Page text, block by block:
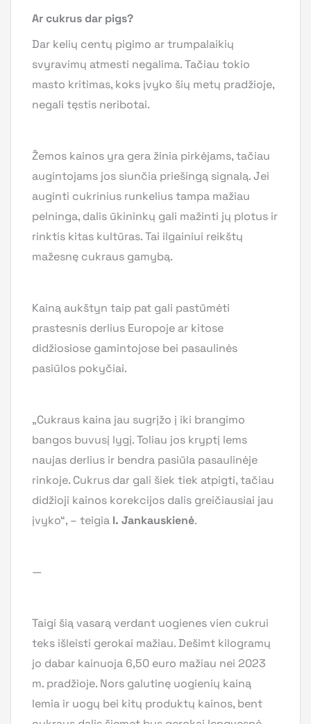
Ar cukrus dar pigs?
Dar kelių centų pigimo ar trumpalaikių
svyravimų atmesti negalima. Tačiau tokio
masto kritimas, koks įvyko šių metų pradžioje,
negali tęstis neribotai.
Žemos kainos yra gera žinia pirkėjams, tačiau
augintojams jos siunčia priešingą signalą. Jei
auginti cukrinius runkelius tampa mažiau
pelninga, dalis ūkininkų gali mažinti jų plotus ir
rinktis kitas kultūras. Tai ilgainiui reikštų
mažesnę cukraus gamybą.
Kainą aukštyn taip pat gali pastūmėti
prastesnis derlius Europoje ar kitose
didžiosiose gamintojose bei pasaulinės
pasiūlos pokyčiai.
„Cukraus kaina jau sugrįžo į iki brangimo
bangos buvusį lygį. Toliau jos kryptį lems
naujas derlius ir bendra pasiūla pasaulinėje
rinkoje. Cukrus dar gali šiek tiek atpigti, tačiau
didžioji kainos korekcijos dalis greičiausiai jau
įvyko“, – teigia I. Jankauskienė.
—
Taigi šią vasarą verdant uogienes vien cukrui
teks išleisti gerokai mažiau. Dešimt kilogramų
jo dabar kainuoja 6,50 euro mažiau nei 2023
m. pradžioje. Nors galutinę uogienių kainą
lemia ir uogų bei kitų produktų kainos, bent